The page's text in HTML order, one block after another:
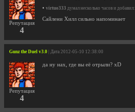
Репутация
4
• virtuo333 думал несколько часов и добавил:
Сайлени Хилл сильно напоминает
Gunz the Duel v3.0 | Дата 2012-05-10 12:38:00
Репутация
4
да ну нах, где вы её отрыли? xD